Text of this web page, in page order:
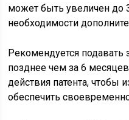
может быть увеличен до
необходимости
Рекомендуется подавать
позднее чем за 6
действия патента, чтобы
обеспечить